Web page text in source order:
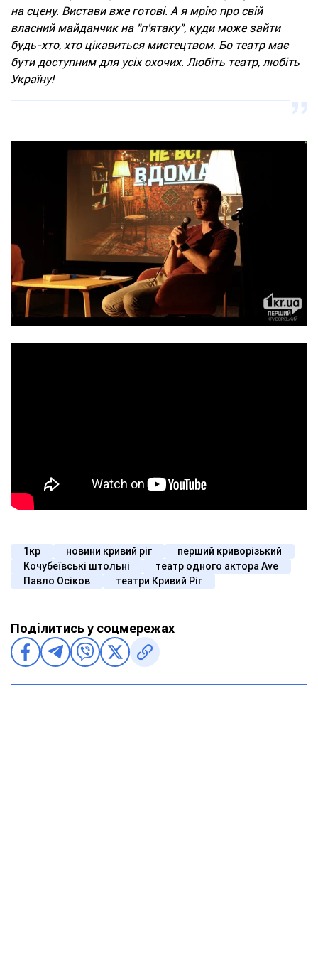
на сцену. Вистави вже готові. А я мрію про свій
власний майданчик на "п'ятаку", куди може зайти
будь-хто, хто цікавиться мистецтвом. Бо театр має
бути доступним для усіх охочих. Любіть театр, любіть
Україну!
1кр новини кривий ріг
перший криворізький
Кочубеївські штольні
театр одного актора Ave
Павло Осіков
театри Кривий Ріг
Поділитись у соцмережах